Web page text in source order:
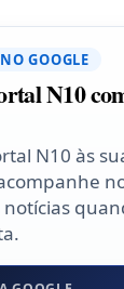
GOOGLE
N10
N10 às